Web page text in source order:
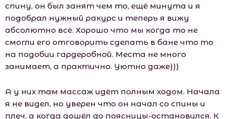
спину, он был занят чем то, ещё минута и я
подобрал нужный ракурс и теперь я вижу
абсолютно всё. Хорошо что мы когда то не
смогли его отговорить сделать в бане что то
на подобии гардеробной. Места не много
занимает, а практично. Уютно даже)))
А у них там массаж идёт полным ходом. Начала
я не видел, но уверен что он начал со спины и
плеч, а когда дошёл до поясницы-остановился. К